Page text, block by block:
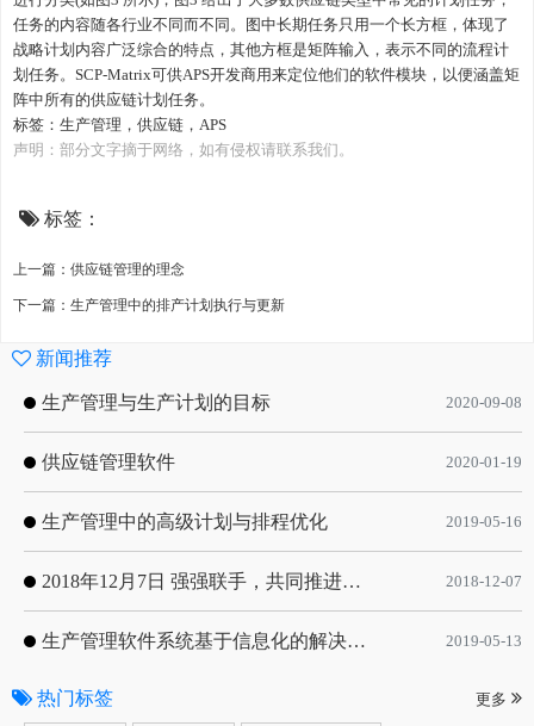
任务的内容随各行业不同而不同。图中长期任务只用一个长方框，体现了
战略计划内容广泛综合的特点，其他方框是矩阵输入，表示不同的流程计
划任务。SCP-Matrix可供APS开发商用来定位他们的软件模块，以便涵盖矩
阵中所有的供应链计划任务。
标签： 生产管理 ， 供应链 ， APS
声明：部分文字摘于网络，如有侵权请联系我们。
标签：
上一篇：供应链管理的理念
下一篇：生产管理中的排产计划执行与更新
新闻推荐
生产管理与生产计划的目标 2020-09-08
供应链管理软件 2020-01-19
生产管理中的高级计划与排程优化 2019-05-16
2018年12月7日 强强联手，共同推进电子器件领域APS应用典范 风华高科生产自动化工业互联网应用项目-APS项目启动会 2018-12-07
生产管理软件系统基于信息化的解决方案 2019-05-13
热门标签 更多